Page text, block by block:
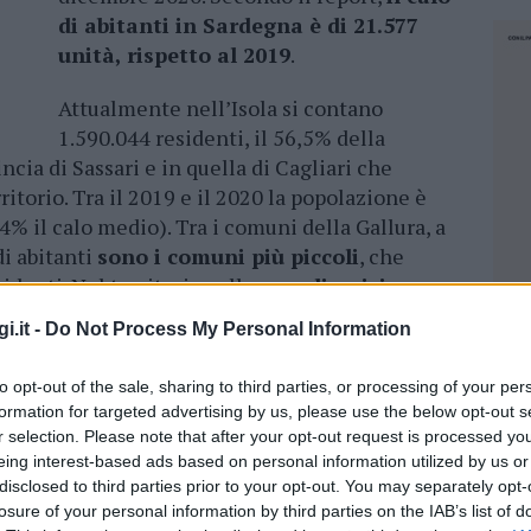
- Do Not Process My Personal Information
opt-out of the sale, sharing to third parties, or processing of your
for targeted advertising by us, please use the below opt-out
selection. Please note that after your opt-out request is processed
interest-based ads based on personal information utilized by us
to third parties prior to your opt-out. You may separately
of your personal information by third parties on the IAB’s list of
di abitanti in Sardegna è di 21.577
unità, rispetto al 2019.
Attualmente nell’Isola si contano
1.590.044 residenti, il 56,5% della
di Sassari e in quella di Cagliari che
Tra il 2019 e il 2020 la popolazione è
il calo medio). Tra i comuni della Gallura, a
abitanti sono i comuni più piccoli, che
Nel territorio galluresegli unici
sono Olbia e Arzachena
più basso nel Cagliaritano (-0,3%). La
nella struttura per genere della
infatti le donne rappresentano il
gli uomini di quasi 34 mila unità. Il
è pari al 95,8 (uomini ogni 100 donne)